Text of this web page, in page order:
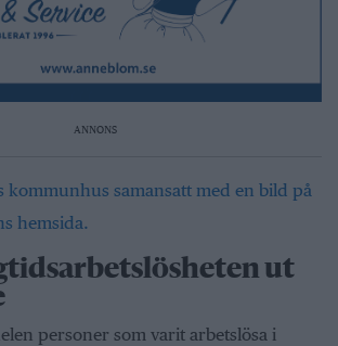
ANNONS
ut
personer som varit arbetslösa i